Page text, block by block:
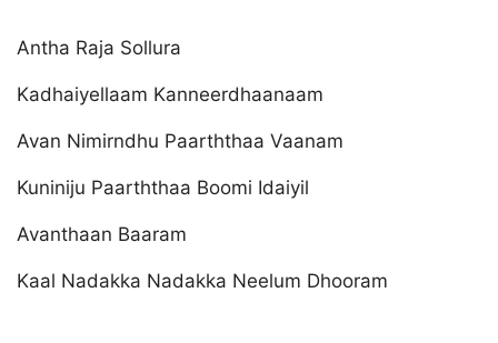
Antha Raja Sollura
Kadhaiyellaam Kanneerdhaanaam
Avan Nimirndhu Paarththaa Vaanam
Kuniniju Paarththaa Boomi Idaiyil
Avanthaan Baaram
Kaal Nadakka Nadakka Neelum Dhooram